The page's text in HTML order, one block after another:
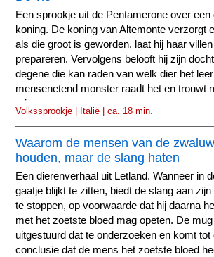
Een sprookje uit de Pentamerone over een
koning. De koning van Altemonte verzorgt
als die groot is geworden, laat hij haar villen
prepareren. Vervolgens belooft hij zijn
degene die kan raden van welk dier het
mensenetend monster raadt het en trouwt
prinses.
Volkssprookje | Italië | ca. 18 min.
Waarom de mensen van de zwaluw
houden, maar de slang haten
Een dierenverhaal uit Letland. Wanneer in
gaatje blijkt te zitten, biedt de slang aan
te stoppen, op voorwaarde dat hij daarna
met het zoetste bloed mag opeten. De
uitgestuurd dat te onderzoeken en komt tot
conclusie dat de mens het zoetste bloed